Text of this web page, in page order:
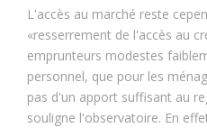
L'accès au marché reste
«resserrement de l'accès au
emprunteurs modestes
personnel, que pour les
pas d'un apport suffisant au
souligne l'observatoire. En